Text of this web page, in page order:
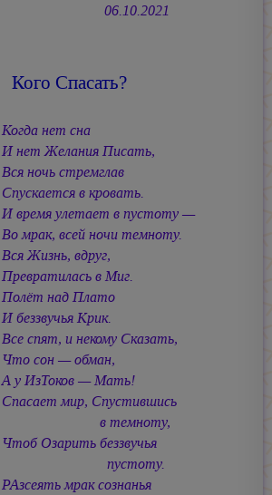
06.10.2021
Кого Спасать?
Когда нет сна
И нет Желания Писать,
Вся ночь стремглав
Спускается в кровать.
И время улетает в пустоту —
Во мрак, всей ночи темноту.
Вся Жизнь, вдруг,
Превратилась в Миг.
Полёт над Плато
И беззвучья Крик.
Все спят, и некому Сказать,
Что сон — обман,
А у ИзТоков — Мать!
Спасает мир, Спустившись
в темноту,
Чтоб Озарить беззвучья
пустоту.
РАзсеять мрак сознанья